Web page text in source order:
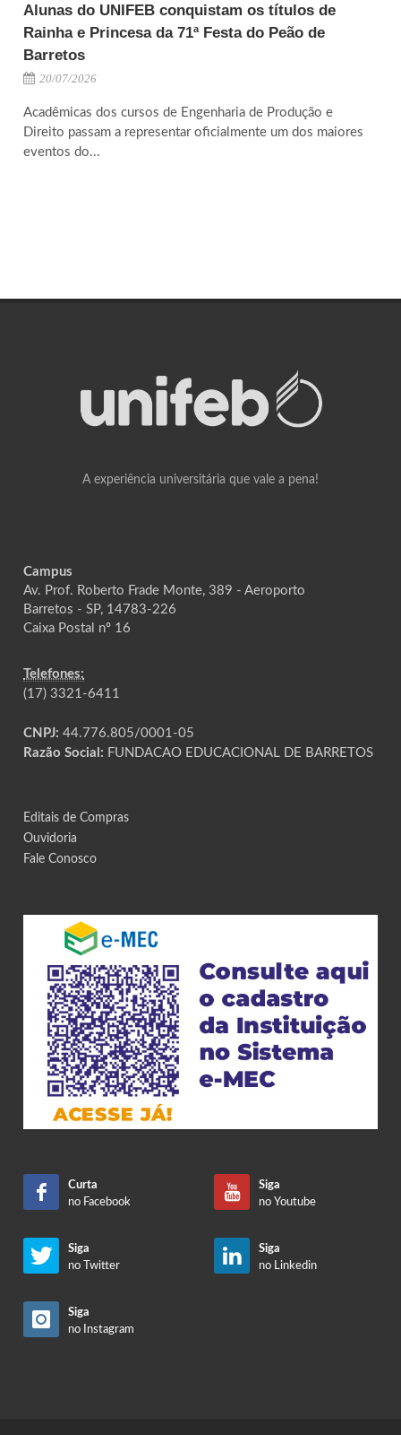
Alunas do UNIFEB conquistam os títulos de
Rainha e Princesa da 71ª Festa do Peão de
Barretos
20/07/2026
Acadêmicas dos cursos de Engenharia de Produção e
Direito passam a representar oficialmente um dos maiores
eventos do...
A experiência universitária que vale a pena!
Campus
Av. Prof. Roberto Frade Monte, 389 - Aeroporto
Barretos - SP, 14783-226
Caixa Postal nº 16
Telefones:
(17) 3321-6411
CNPJ: 44.776.805/0001-05
Razão Social: FUNDACAO EDUCACIONAL DE BARRETOS
Editais de Compras
Ouvidoria
Fale Conosco
Curta
no Facebook
Siga
no Youtube
Siga
no Twitter
Siga
no Linkedin
Siga
no Instagram